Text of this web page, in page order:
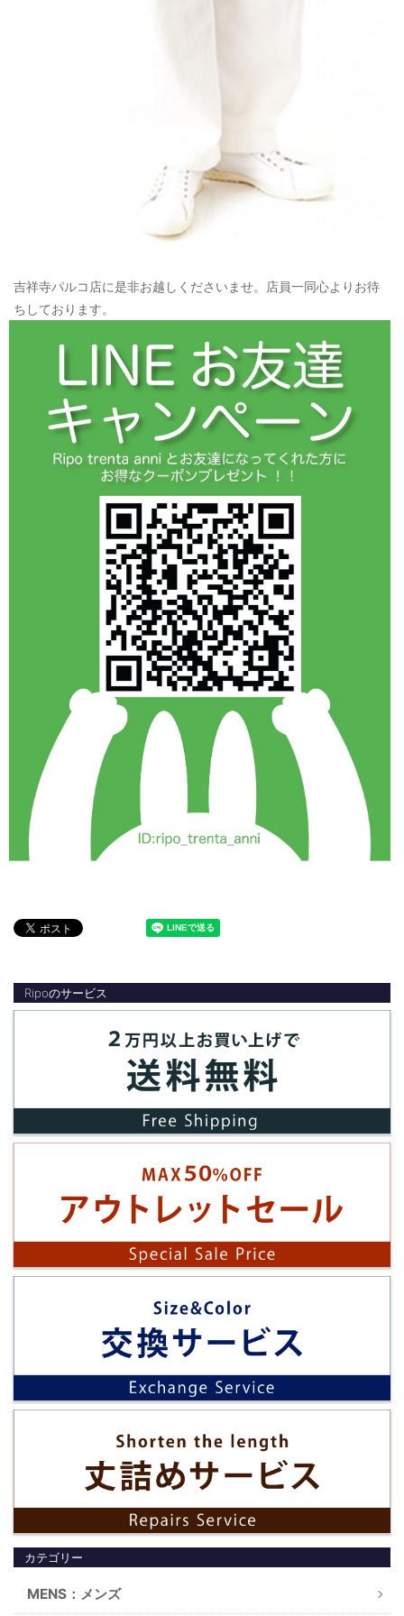
吉祥寺パルコ店に是非お越しくださいませ。店員一同心よりお待
ちしております。
Ripoのサービス
カテゴリー
MENS：メンズ